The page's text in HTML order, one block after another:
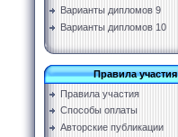
Варианты дипломов 9
Варианты дипломов 10
Правила участия
Правила участия
Способы оплаты
Авторские публикации